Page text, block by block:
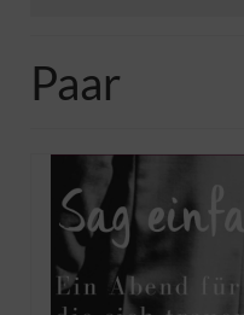
Veröffentlichungen
Kontakt
Impressum
Maltische für Kinder
Pfadfinder
Paar